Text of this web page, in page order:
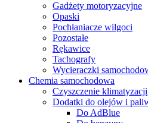
Gadżety motoryzacyjne
Opaski
Pochłaniacze wilgoci
Pozostałe
Rękawice
Tachografy
Wycieraczki
Chemia samochodowa
Czyszczenie klimatyzacji
Dodatki do olejów i
Do AdBlue